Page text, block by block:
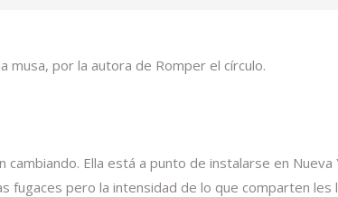
musa, por la autora de Romper el círculo.
Ella está a punto de instalarse en
pero la intensidad de lo que comparten